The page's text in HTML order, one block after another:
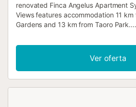
renovated Finca Angelus Apartment
Views features accommodation 11
Gardens and 13 km from Taoro Park....
Ver oferta